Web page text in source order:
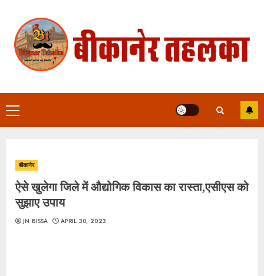
content
Primary
Menu
बीकानेर
ऐसे खुलेगा जिले में औद्योगिक विकास का रास्ता,एसीएस को
सुझाए उपाय
JN BISSA APRIL 30, 2023